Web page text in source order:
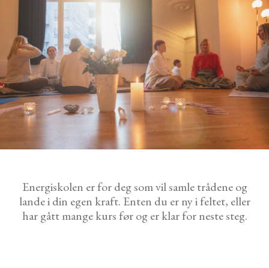
Energiskolen er for deg som vil samle trådene og
lande i din egen kraft. Enten du er ny i feltet, eller
har gått mange kurs før og er klar for neste steg.